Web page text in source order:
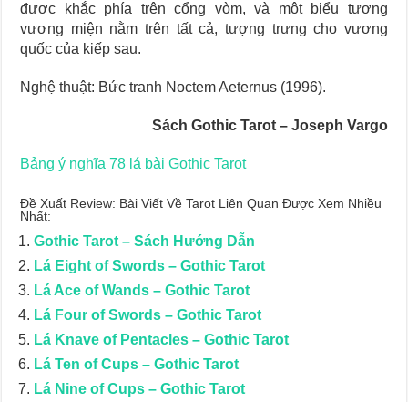
được khắc phía trên cổng vòm, và một biểu tượng
vương miện nằm trên tất cả, tượng trưng cho vương
quốc của kiếp sau.
Nghệ thuật: Bức tranh Noctem Aeternus (1996).
Sách Gothic Tarot – Joseph Vargo
Bảng ý nghĩa 78 lá bài Gothic Tarot
Đề Xuất Review: Bài Viết Về Tarot Liên Quan Được Xem Nhiều
Nhất:
Gothic Tarot – Sách Hướng Dẫn
Lá Eight of Swords – Gothic Tarot
Lá Ace of Wands – Gothic Tarot
Lá Four of Swords – Gothic Tarot
Lá Knave of Pentacles – Gothic Tarot
Lá Ten of Cups – Gothic Tarot
Lá Nine of Cups – Gothic Tarot